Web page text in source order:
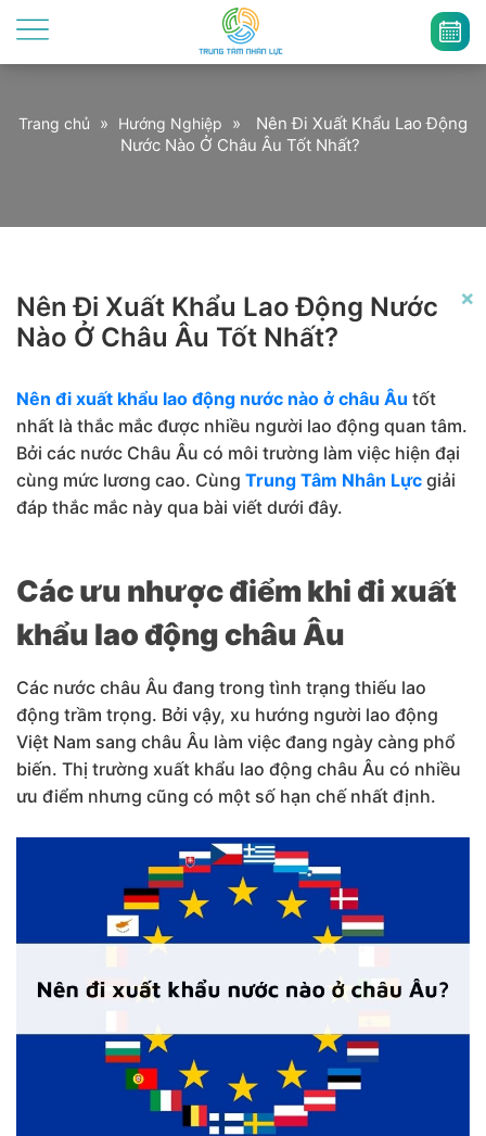
Trang chủ » Hướng Nghiệp »
Nên Đi Xuất Khẩu Lao Động
Nước Nào Ở Châu Âu Tốt Nhất?
Nên Đi Xuất Khẩu Lao Động Nước
Nào Ở Châu Âu Tốt Nhất?
Nên đi xuất khẩu lao động nước nào ở châu Âu tốt
nhất là thắc mắc được nhiều người lao động quan tâm.
Bởi các nước Châu Âu có môi trường làm việc hiện đại
cùng mức lương cao. Cùng Trung Tâm Nhân Lực giải
đáp thắc mắc này qua bài viết dưới đây.
Các ưu nhược điểm khi đi xuất
khẩu lao động châu Âu
Các nước châu Âu đang trong tình trạng thiếu lao
động trầm trọng. Bởi vậy, xu hướng người lao động
Việt Nam sang châu Âu làm việc đang ngày càng phổ
biến. Thị trường xuất khẩu lao động châu Âu có nhiều
ưu điểm nhưng cũng có một số hạn chế nhất định.
×